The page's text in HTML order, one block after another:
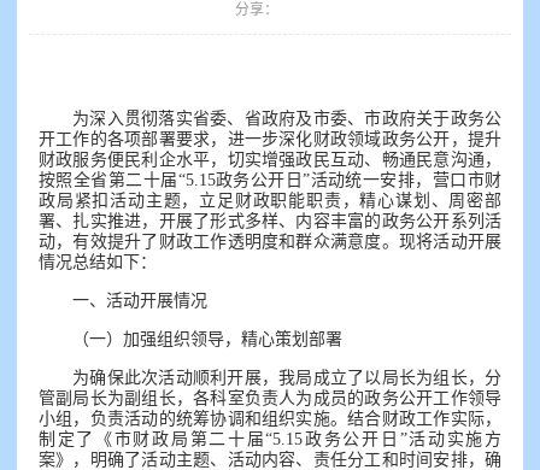
分享：
为深入贯彻落实省委、省政府及市委、市政府关于政务公
开工作的各项部署要求，进一步深化财政领域政务公开，提升
财政服务便民利企水平，切实增强政民互动、畅通民意沟通，
按照全省第二十届“5.15政务公开日”活动统一安排，营口市财
政局紧扣活动主题，立足财政职能职责，精心谋划、周密部
署、扎实推进，开展了形式多样、内容丰富的政务公开系列活
动，有效提升了财政工作透明度和群众满意度。现将活动开展
情况总结如下：
一、活动开展情况
（一）加强组织领导，精心策划部署
为确保此次活动顺利开展，我局成立了以局长为组长，分
管副局长为副组长，各科室负责人为成员的政务公开工作领导
小组，负责活动的统筹协调和组织实施。结合财政工作实际，
制定了《市财政局第二十届“5.15政务公开日”活动实施方
案》，明确了活动主题、活动内容、责任分工和时间安排，确